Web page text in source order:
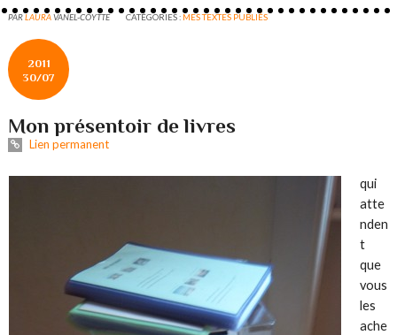
PARLAURAVANEL-COYTTE CATÉGORIES : MES TEXTES PUBLIÉS
2011
30/07
Mon présentoir de livres
Lien permanent
qui
atte
nden
t
que
vous
les
ache